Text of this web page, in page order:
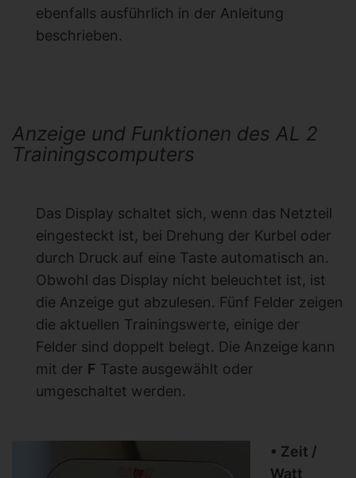
ebenfalls ausführlich in der Anleitung
beschrieben.
Anzeige und Funktionen des AL 2
Trainingscomputers
Das Display schaltet sich, wenn das Netzteil
eingesteckt ist, bei Drehung der Kurbel oder
durch Druck auf eine Taste automatisch an.
Obwohl das Display nicht beleuchtet ist, ist
die Anzeige gut abzulesen. Fünf Felder zeigen
die aktuellen Trainingswerte, einige der
Felder sind doppelt belegt. Die Anzeige kann
mit der F Taste ausgewählt oder
umgeschaltet werden.
• Zeit /
Watt